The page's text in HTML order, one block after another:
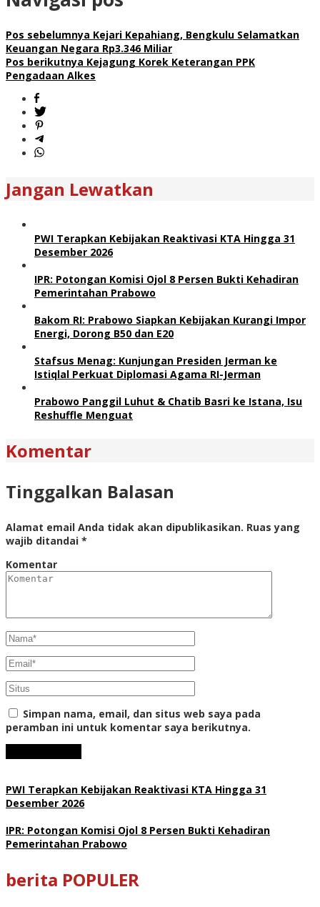
Pos sebelumnya Kejari Kepahiang, Bengkulu Selamatkan
Keuangan Negara Rp3.346 Miliar
Pos berikutnya Kejagung Korek Keterangan PPK
Pengadaan Alkes
Jangan Lewatkan
PWI Terapkan Kebijakan Reaktivasi KTA Hingga 31
Desember 2026
IPR: Potongan Komisi Ojol 8 Persen Bukti Kehadiran
Pemerintahan Prabowo
Bakom RI: Prabowo Siapkan Kebijakan Kurangi Impor
Energi, Dorong B50 dan E20
Stafsus Menag: Kunjungan Presiden Jerman ke
Istiqlal Perkuat Diplomasi Agama RI-Jerman
Prabowo Panggil Luhut & Chatib Basri ke Istana, Isu
Reshuffle Menguat
Komentar
Tinggalkan Balasan
Alamat email Anda tidak akan dipublikasikan. Ruas yang
wajib ditandai *
Komentar
Simpan nama, email, dan situs web saya pada
peramban ini untuk komentar saya berikutnya.
PWI Terapkan Kebijakan Reaktivasi KTA Hingga 31
Desember 2026
IPR: Potongan Komisi Ojol 8 Persen Bukti Kehadiran
Pemerintahan Prabowo
berita POPULER